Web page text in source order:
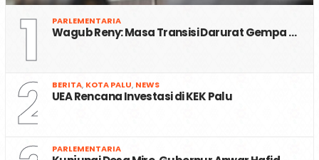
1 PARLEMENTARIA
Wagub Reny: Masa Transisi Darurat Gempa …
2 BERITA, KOTA PALU, NEWS
UEA Rencana Investasi di KEK Palu
PARLEMENTARIA